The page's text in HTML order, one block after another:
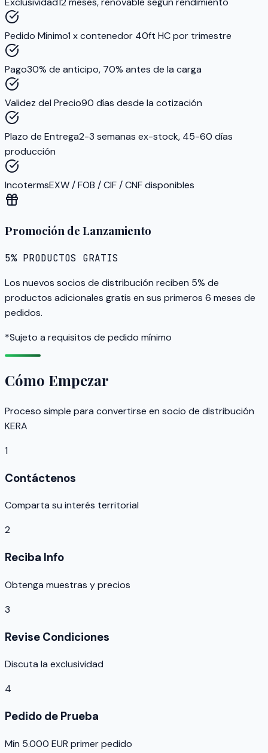
Pedido Mínimo1 x contenedor 40ft HC por trimestre
Pago30% de anticipo, 70% antes de la carga
Validez del Precio90 días desde la cotización
Plazo de Entrega2-3 semanas ex-stock, 45-60 días
producción
IncotermsEXW / FOB / CIF / CNF disponibles
Promoción de Lanzamiento
5% PRODUCTOS GRATIS
Los nuevos socios de distribución reciben 5% de
productos adicionales gratis en sus primeros 6 meses de
pedidos.
*Sujeto a requisitos de pedido mínimo
Cómo Empezar
Proceso simple para convertirse en socio de distribución
KERA
1
Contáctenos
Comparta su interés territorial
2
Reciba Info
Obtenga muestras y precios
3
Revise Condiciones
Discuta la exclusividad
4
Pedido de Prueba
Mín 5.000 EUR primer pedido